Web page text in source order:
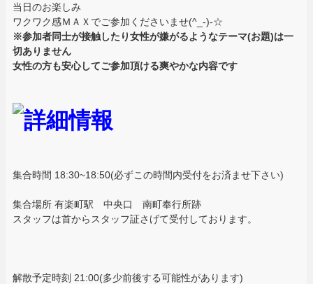
当日のお楽しみ
ワクワク感ＭＡＸでご参加くださいませ(^_-)-☆
※参加者同士が接触したり女性が嫌がるようなテーマ(お題)は一
切ありません
女性の方も安心してご参加頂ける爽やかな内容です
集合時間 18:30~18:50(必ずこの時間内受付をお済ませ下さい)
集合場所 有楽町駅 中央口 南町奉行所跡
スタッフは首からスタッフ証さげて受付しております。
解散予定時刻 21:00(多少前後する可能性があります)